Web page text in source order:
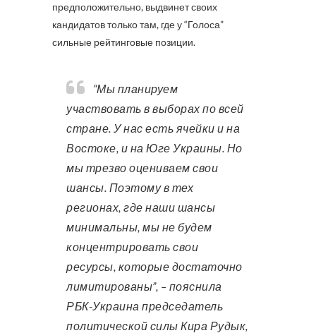
предположительно, выдвинет своих
кандидатов только там, где у “Голоса”
сильные рейтинговые позиции.
“Мы планируем
участвовать в выборах по всей
стране. У нас есть ячейки и на
Востоке, и на Юге Украины. Но
мы трезво оцениваем свои
шансы. Поэтому в тех
регионах, где наши шансы
минимальны, мы не будем
концентрировать свои
ресурсы, которые достаточно
лимитированы”, – пояснила
РБК-Украина председатель
политической силы Кира Рудык,